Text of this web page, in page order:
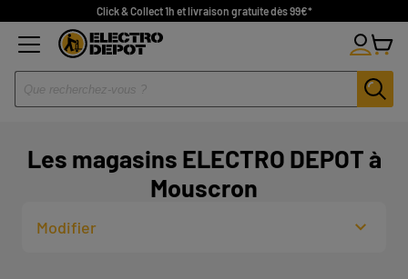
Click & Collect 1h et livraison gratuite dès 99€*
Les magasins ELECTRO DEPOT à
Mouscron
Modifier